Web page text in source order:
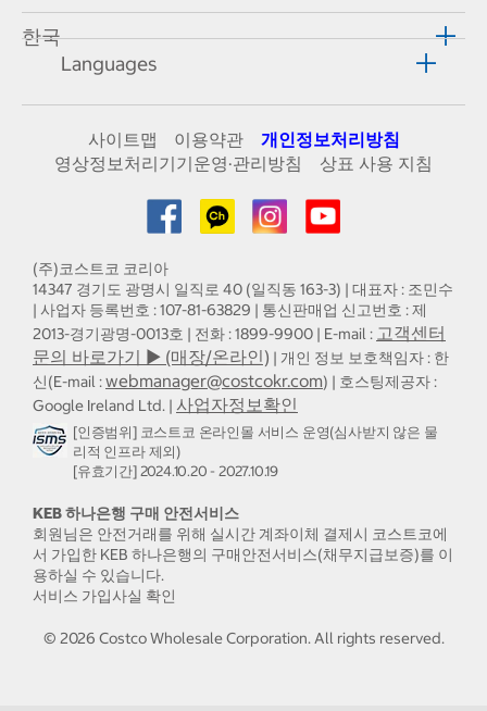
한국
Languages
사이트맵 이용약관
개인정보처리방침
영상정보처리기기운영·관리방침
상표 사용 지침
(주)코스트코 코리아
14347 경기도 광명시 일직로 40 (일직동 163-3) | 대표자 : 조민수
| 사업자 등록번호 : 107-81-63829 | 통신판매업 신고번호 : 제
2013-경기광명-0013호 | 전화 : 1899-9900 | E-mail : 고객센터
문의 바로가기 ▶ (매장/온라인) | 개인 정보 보호책임자 : 한
신(E-mail :webmanager@costcokr.com) | 호스팅제공자 :
Google Ireland Ltd. | 사업자정보확인
[인증범위] 코스트코 온라인몰 서비스 운영(심사받지 않은 물
리적 인프라 제외)
[유효기간] 2024.10.20 - 2027.10.19
KEB 하나은행 구매 안전서비스
회원님은 안전거래를 위해 실시간 계좌이체 결제시 코스트코에
서 가입한 KEB 하나은행의 구매안전서비스(채무지급보증)를 이
용하실 수 있습니다.
서비스 가입사실 확인
© 2026 Costco Wholesale Corporation. All rights reserved.